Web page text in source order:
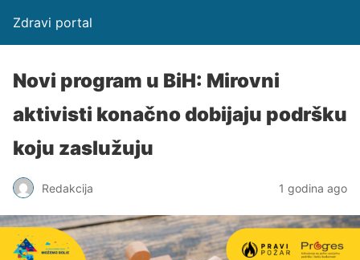
Zdravi portal
Novi program u BiH: Mirovni
aktivisti konačno dobijaju podršku
koju zaslužuju
Redakcija 1 godina ago